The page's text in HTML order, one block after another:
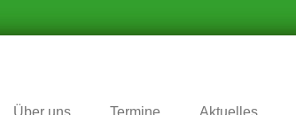
Über uns Termine Aktuelles